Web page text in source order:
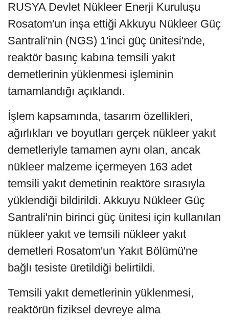
RUSYA Devlet Nükleer Enerji Kuruluşu
Rosatom'un inşa ettiği Akkuyu Nükleer Güç
Santrali'nin (NGS) 1'inci güç ünitesi'nde,
reaktör basınç kabına temsili yakıt
demetlerinin yüklenmesi işleminin
tamamlandığı açıklandı.
İşlem kapsamında, tasarım özellikleri,
ağırlıkları ve boyutları gerçek nükleer yakıt
demetleriyle tamamen aynı olan, ancak
nükleer malzeme içermeyen 163 adet
temsili yakıt demetinin reaktöre sırasıyla
yüklendiği bildirildi. Akkuyu Nükleer Güç
Santrali'nin birinci güç ünitesi için kullanılan
nükleer yakıt ve temsili nükleer yakıt
demetleri Rosatom'un Yakıt Bölümü'ne
bağlı tesiste üretildiği belirtildi.
Temsili yakıt demetlerinin yüklenmesi,
reaktörün fiziksel devreye alma